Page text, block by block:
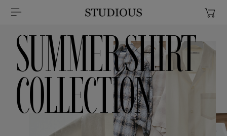
SUMMER SHIRT
COLLECTION